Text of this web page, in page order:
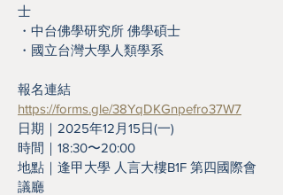
士
・中台佛學研究所 佛學碩士
・國立台灣大學人類學系
報名連結
https://forms.gle/38YqDKGnpefro37W7
日期｜2025年12月15日(一)
時間｜18:30〜20:00
地點｜逢甲大學 人言大樓B1F 第四國際會
議廳